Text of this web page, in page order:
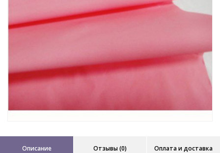
Описание Отзывы (0) Оплата и доставка